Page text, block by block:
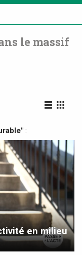
le massif
:
en milieu